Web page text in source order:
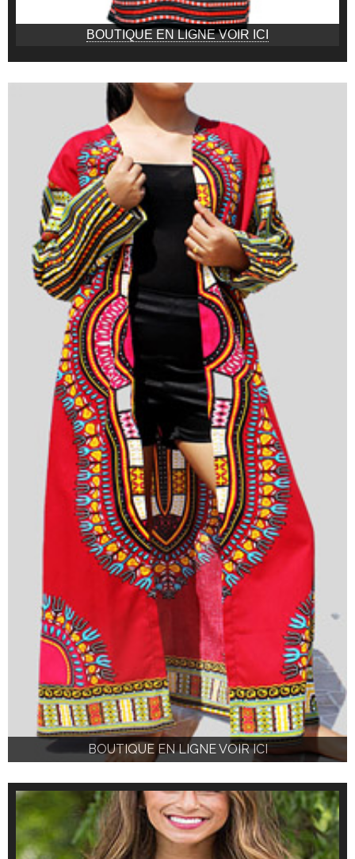
BOUTIQUE EN LIGNE VOIR ICI
BOUTIQUE EN LIGNE VOIR ICI